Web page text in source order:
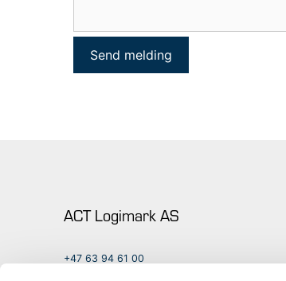
ACT Logimark AS
+47 63 94 61 00